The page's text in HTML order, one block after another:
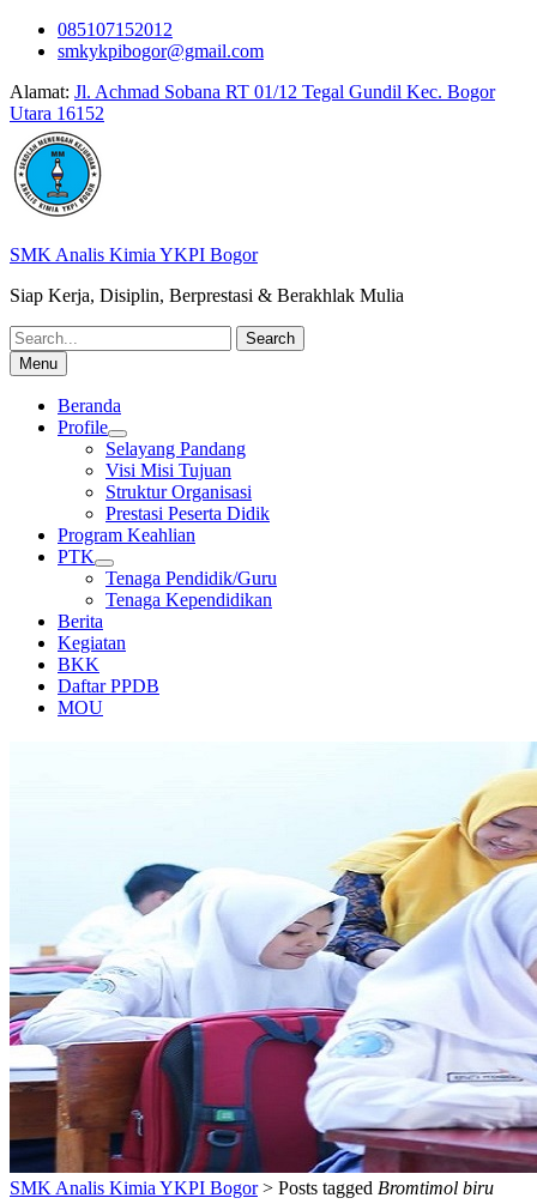
Skip
085107152012
smkykpibogor@gmail.com
Alamat: Jl. Achmad Sobana RT 01/12 Tegal Gundil Kec. Bogor
Utara 16152
SMK Analis Kimia YKPI Bogor
Siap Kerja, Disiplin, Berprestasi & Berakhlak Mulia
Search
for:Menu
Beranda
Profile
Selayang Pandang
Visi Misi Tujuan
Struktur Organisasi
Prestasi Peserta Didik
Program Keahlian
PTK
Tenaga Pendidik/Guru
Tenaga Kependidikan
Berita
Kegiatan
BKK
Daftar PPDB
MOU
SMK Analis Kimia YKPI Bogor> Posts tagged Bromtimol biru